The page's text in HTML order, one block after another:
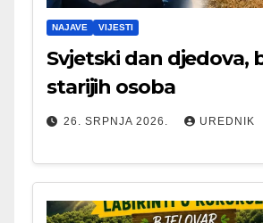
NAJAVE VIJESTI
Svjetski dan djedova,
starijih osoba
26. SRPNJA 2026. UREDNIK